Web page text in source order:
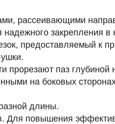
рассеивающими
надежного закрепления в
предоставляемый к
прорезают паз глубиной
на боковых
длины.
Для повышения